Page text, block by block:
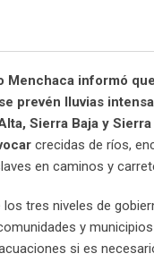
Menchaca informó
prevén lluvias
Sierra Baja y
crecidas de ríos,
en caminos y
tres niveles de
y
si es